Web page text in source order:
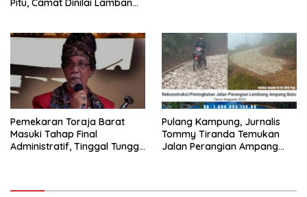
Pitu, Camat Dinilai Lamban
Pemekaran Toraja Barat
Masuki Tahap Final
Administratif, Tinggal Tunggu
Pulang Kampung, Jurnalis
Tommy Tiranda Temukan
Jalan Perangian Ampang